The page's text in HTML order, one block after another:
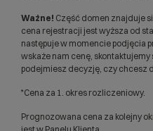
Ważne! Część domen znajduje
cena rejestracji jest wyższa od
następuje w momencie podjęcia
wskaże nam cenę,
podejmiesz decyzję, czy chcesz
*Cena za 1. okres rozliczeniowy.
Prognozowana cena za kolejny